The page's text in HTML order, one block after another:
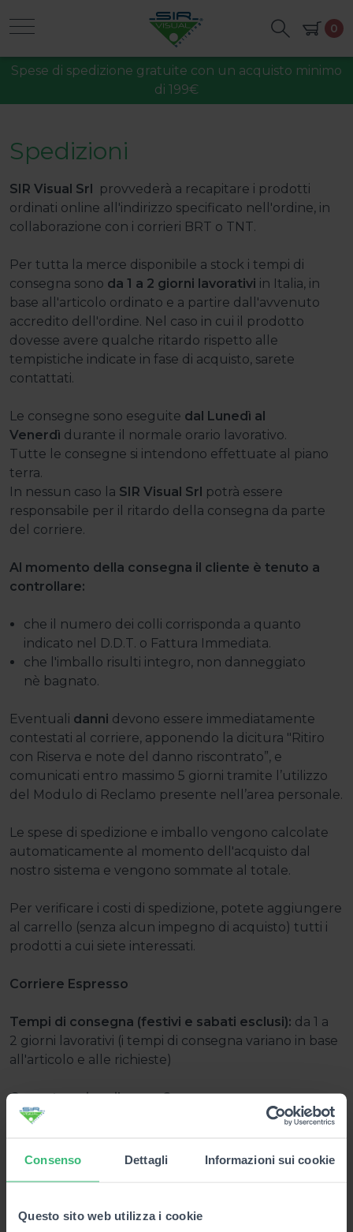
Consenso Dettagli Informazioni sui cookie
Questo sito web utilizza i cookie
Spese di spedizione gratuite con un acquisto minimo
di 199€
0
Spedizioni
SIR Visual Srl provvederà a recapitare i prodotti
ordinati online all'indirizzo specificato nell'ordine, in
collaborazione con i corrieri BRT o TNT.
Per tutta la merce disponibile a stock i tempi di
consegna sono da 1 a 2 giorni lavorativi in Italia, in
base all'articolo ordinato e a partire dall'avvenuto
accredito dell'ordine. Nel caso in cui il prodotto
dovesse avere qualche ritardo rispetto alle
tempistiche indicate in fase di acquisto, sarete
contattati.
Le consegne sono eseguite dal Lunedì al
Venerdì durante il normale orario lavorativo.
Tutte le consegne si intendono effettuate al piano
terra.
In nessun caso la SIR Visual Srl potrà essere
responsabile per il ritardo della consegna da parte
del corriere.
Al momento della consegna il cliente è tenuto a
controllare:
che il numero dei colli corrisponda a quanto
indicato nel D.D.T. o Fattura Immediata.
che l'imballo risulti integro, non danneggiato
nè bagnato.
Eventuali danni devono essere immediatamente
contestati al corriere, apponendo la dicitura "Ritiro
con Riserva e note del danno riscontrato”, e
comunicati entro massimo 5 giorni tramite l’utilizzo
del Modulo di Reclamo presente nell’area personale.
Le spese di spedizione e imballo vengono calcolate
automaticamente al momento dell'acquisto dal
nostro sistema e vengono sommate al totale.
Per verificare i costi di spedizione, potete aggiungere
al carrello (senza alcun impegno di acquisto) tutti i
prodotti a cui siete interessati.
Corriere Espresso
Tempi di consegna (festivi e sabati esclusi): da 1 a
2 giorni lavorativi (i tempi di consegna variano in base
all'articolo e alle richieste)
Come tracciare il pacco?
Quando l'ordine viene contrassegnato come spedito,
conferma di spedizione e
codiceper tracciare il
spedizione sia sempre presente qualcuno, in maniera